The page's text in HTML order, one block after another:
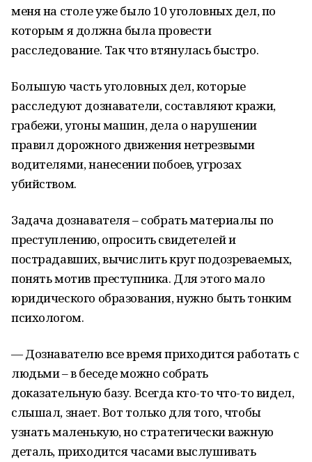
меня на столе уже было 10 уголовных дел, по
которым я должна была провести
расследование. Так что втянулась быстро.
Большую часть уголовных дел, которые
расследуют дознаватели, составляют кражи,
грабежи, угоны машин, дела о нарушении
правил дорожного движения нетрезвыми
водителями, нанесении побоев, угрозах
убийством.
Задача дознавателя – собрать материалы по
преступлению, опросить свидетелей и
пострадавших, вычислить круг подозреваемых,
понять мотив преступника. Для этого мало
юридического образования, нужно быть тонким
психологом.
— Дознавателю все время приходится работать с
людьми – в беседе можно собрать
доказательную базу. Всегда кто-то что-то видел,
слышал, знает. Вот только для того, чтобы
узнать маленькую, но стратегически важную
деталь, приходится часами выслушивать